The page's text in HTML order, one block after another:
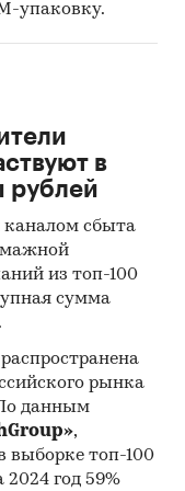
рамках
рынке клеев
состояние в
и
упаковку.
в
рублей
каналом сбыта
из топ-100
сумма
рынка
данным
,
выборке топ-100
год 59%